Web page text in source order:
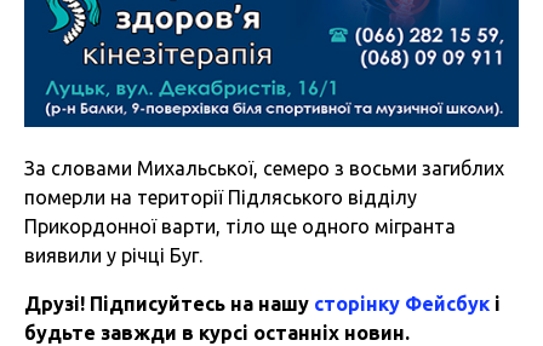
За словами Михальської, семеро з восьми загиблих
померли на території Підляського відділу
Прикордонної варти, тіло ще одного мігранта
виявили у річці Буг.
Друзі! Підписуйтесь на нашу сторінку Фейсбук і
будьте завжди в курсі останніх новин.